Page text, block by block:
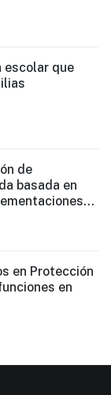
escolar que
de
basada en
y de IA en
en Protección
en